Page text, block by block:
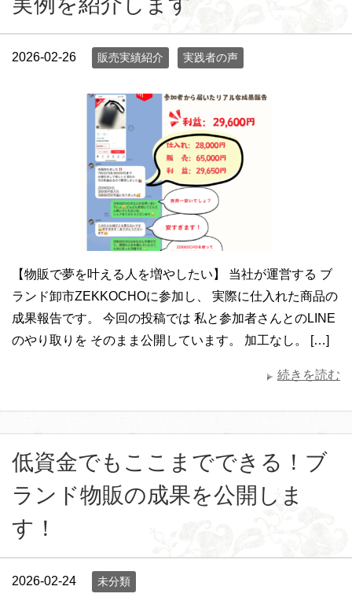
2026-02-26 販売実績紹介 実践者の声
【物販で夢を叶える人を増やしたい】 当社が運営する ブ
ランド卸市ZEKKOCHOに参加し、 実際に仕入れた商品の
成果報告です。 今回の投稿では 私と参加者さんとのLINE
のやり取りを そのまま公開しています。 加工なし。 […]
続きを読む
低資金でもここまでできる！ブ
ランド物販の成果を公開しま
す！
2026-02-24 未分類